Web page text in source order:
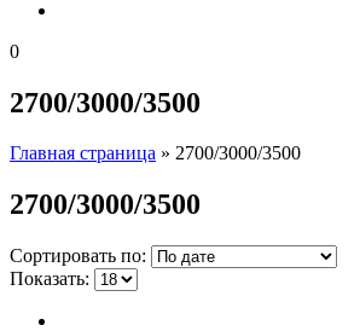
0
2700/3000/3500
Главная страница » 2700/3000/3500
2700/3000/3500
Сортировать по:
Показать: